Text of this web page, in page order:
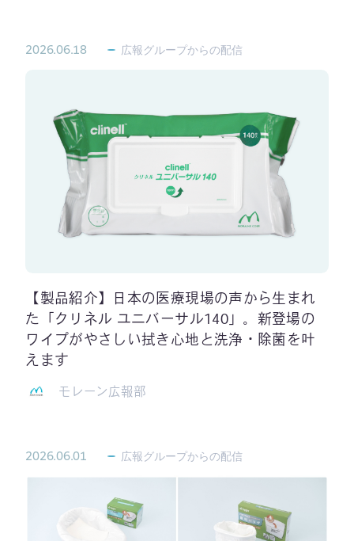
2026.06.18 広報グループからの配信
【製品紹介】日本の医療現場の声から生まれ
た「クリネル ユニバーサル140」。新登場の
ワイプがやさしい拭き心地と洗浄・除菌を叶
えます
モレーン広報部
2026.06.01 広報グループからの配信